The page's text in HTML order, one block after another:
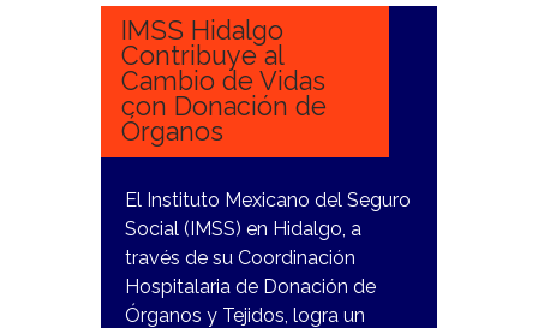
IMSS Hidalgo
Contribuye al
Cambio de Vidas
con Donación de
Órganos
El Instituto Mexicano del Seguro
Social (IMSS) en Hidalgo, a
través de su Coordinación
Hospitalaria de Donación de
Órganos y Tejidos, logra un